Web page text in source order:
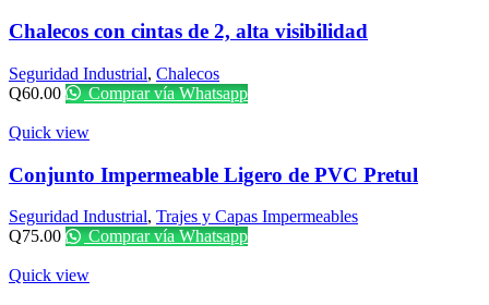
Chalecos con cintas de 2, alta visibilidad
Seguridad Industrial, Chalecos
Q60.00 Comprar vía Whatsapp
Quick view
Conjunto Impermeable Ligero de PVC Pretul
Seguridad Industrial, Trajes y Capas Impermeables
Q75.00 Comprar vía Whatsapp
Quick view